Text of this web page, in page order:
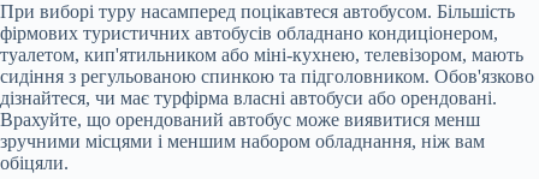
При виборі туру насамперед поцікавтеся автобусом. Більшість
фірмових туристичних автобусів обладнано кондиціонером,
туалетом, кип'ятильником або міні-кухнею, телевізором, мають
сидіння з регульованою спинкою та підголовником. Обов'язково
дізнайтеся, чи має турфірма власні автобуси або орендовані.
Врахуйте, що орендований автобус може виявитися менш
зручними місцями і меншим набором обладнання, ніж вам
обіцяли.